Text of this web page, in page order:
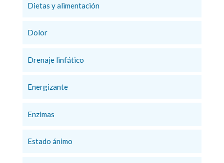
Dietas y alimentación
Dolor
Drenaje linfático
Energizante
Enzimas
Estado ánimo